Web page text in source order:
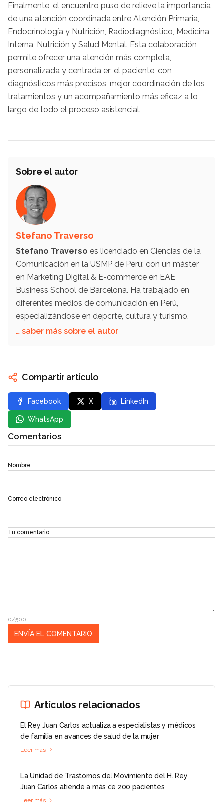
Finalmente, el encuentro puso de relieve la importancia
de una atención coordinada entre Atención Primaria,
Endocrinología y Nutrición, Radiodiagnóstico, Medicina
Interna, Nutrición y Salud Mental. Esta colaboración
permite ofrecer una atención más completa,
personalizada y centrada en el paciente, con
diagnósticos más precisos, mejor coordinación de los
tratamientos y un acompañamiento más eficaz a lo
largo de todo el proceso asistencial.
Sobre el autor
Stefano Traverso
Stefano Traverso es licenciado en Ciencias de la
Comunicación en la USMP de Perú; con un máster
en Marketing Digital & E-commerce en EAE
Business School de Barcelona. Ha trabajado en
diferentes medios de comunicación en Perú,
especializándose en deporte, cultura y turismo.
… saber más sobre el autor
Compartir artículo
Facebook X LinkedIn
WhatsApp
Comentarios
Nombre
Correo electrónico
Tu comentario
0/500
Artículos relacionados
El Rey Juan Carlos actualiza a especialistas y médicos
de familia en avances de salud de la mujer
Leer más
La Unidad de Trastornos del Movimiento del H. Rey
Juan Carlos atiende a más de 200 pacientes
Leer más